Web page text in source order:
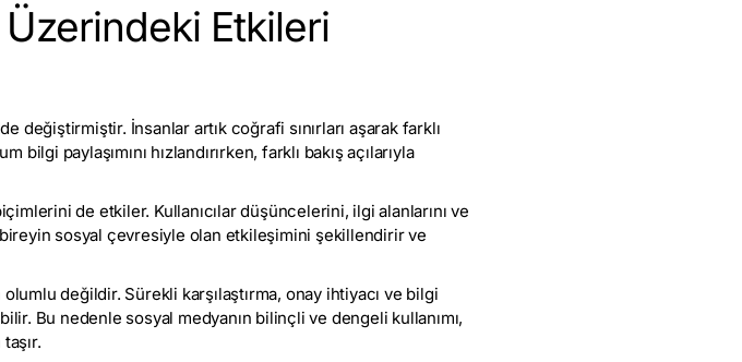
Etkileri
İnsanlar artık coğrafi sınırları aşarak farklı
paylaşımını hızlandırırken, farklı bakış açılarıyla
de etkiler. Kullanıcılar düşüncelerini, ilgi alanlarını ve
sosyal çevresiyle olan etkileşimini şekillendirir ve
değildir. Sürekli karşılaştırma, onay ihtiyacı ve bilgi
Bu nedenle sosyal medyanın bilinçli ve dengeli kullanımı,